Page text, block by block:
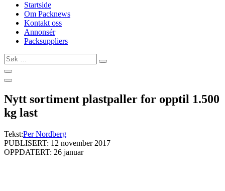
Startside
Om Packnews
Kontakt oss
Annonsér
Packsuppliers
Søk
…
Nytt sortiment plastpaller for opptil 1.500
kg last
Tekst:Per Nordberg
PUBLISERT: 12 november 2017
OPPDATERT: 26 januar